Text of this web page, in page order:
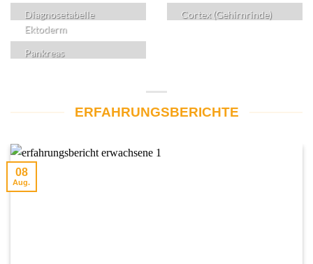
Diagnosetabelle
Ektoderm
Cortex (Gehirnrinde)
Pankreas
ERFAHRUNGSBERICHTE
08
Aug.